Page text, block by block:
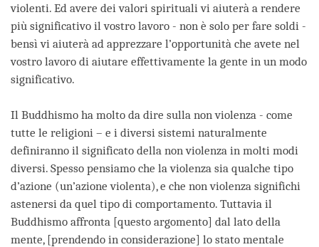
violenti. Ed avere dei valori spirituali vi aiuterà a rendere
più significativo il vostro lavoro - non è solo per fare soldi -
bensì vi aiuterà ad apprezzare l’opportunità che avete nel
vostro lavoro di aiutare effettivamente la gente in un modo
significativo.
Il Buddhismo ha molto da dire sulla non violenza - come
tutte le religioni – e i diversi sistemi naturalmente
definiranno il significato della non violenza in molti modi
diversi. Spesso pensiamo che la violenza sia qualche tipo
d’azione (un’azione violenta), e che non violenza significhi
astenersi da quel tipo di comportamento. Tuttavia il
Buddhismo affronta [questo argomento] dal lato della
mente, [prendendo in considerazione] lo stato mentale